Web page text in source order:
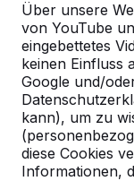
Über unsere
von YouTube
eingebettetes
keinen Einfluss
Google und/
kann), um zu
diese Cookies
Informationen,
Kontakt
HeBlad